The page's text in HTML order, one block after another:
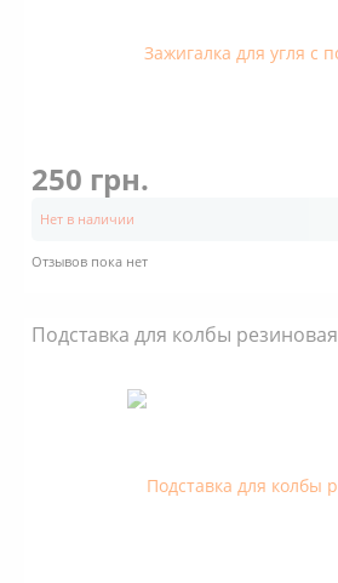
250 грн.
Нет в наличии
Отзывов пока нет
Подставка для колбы резиновая